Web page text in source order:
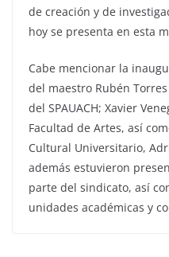
de creación y de
hoy se presenta en esta
Cabe mencionar la
del maestro Rubén
del SPAUACH; Xavier
Facultad de Artes, así
Cultural Universitario,
además estuvieron
parte del sindicato, así
unidades académicas y